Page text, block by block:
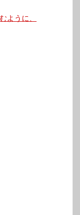
ように、